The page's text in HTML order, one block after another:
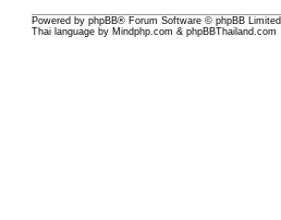
Powered byphpBB® Forum Software © phpBB Limited
Thai language by Mindphp.com &phpBBThailand.com